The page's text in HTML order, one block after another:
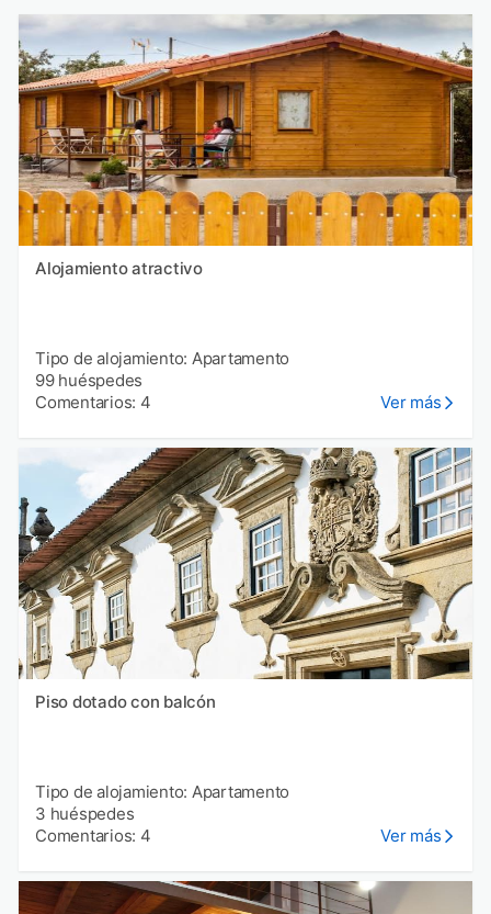
Alojamiento atractivo
Tipo de alojamiento: Apartamento
99 huéspedes
Comentarios: 4
Ver más
Piso dotado con balcón
Tipo de alojamiento: Apartamento
3 huéspedes
Comentarios: 4
Ver más